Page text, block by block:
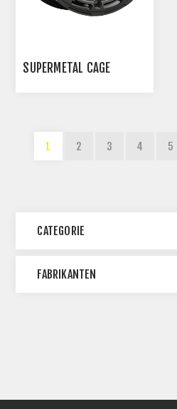
SUPERMETAL CAGE
1 2 3 4 5
CATEGORIE
FABRIKANTEN